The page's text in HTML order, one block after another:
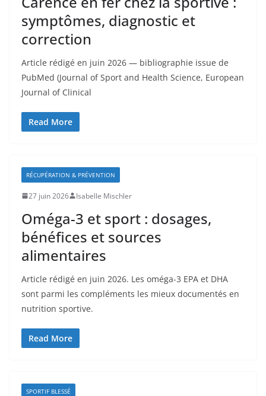
symptômes, diagnostic et
correction
Article rédigé en juin 2026 — bibliographie issue de
PubMed (Journal of Sport and Health Science, European
Journal of Clinical
Read More
RÉCUPÉRATION & PRÉVENTION
27 juin 2026 Isabelle Mischler
Oméga-3 et sport : dosages,
bénéfices et sources
alimentaires
Article rédigé en juin 2026. Les oméga-3 EPA et DHA
sont parmi les compléments les mieux documentés en
nutrition sportive.
Read More
SPORTIF BLESSÉ